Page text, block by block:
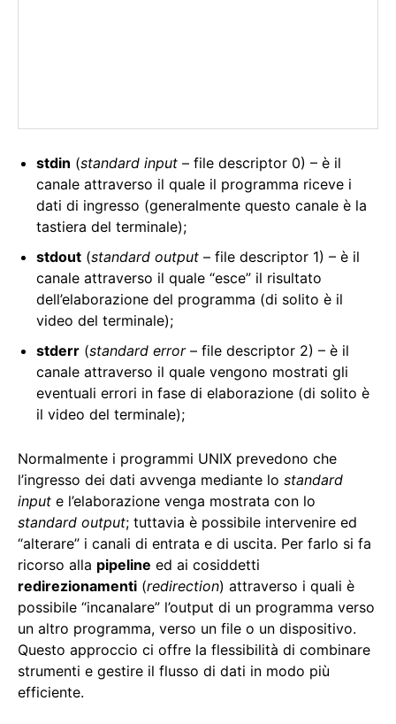
stdin (standard input – file descriptor 0) – è il
canale attraverso il quale il programma riceve i
dati di ingresso (generalmente questo canale è la
tastiera del terminale);
stdout (standard output – file descriptor 1) – è il
canale attraverso il quale “esce” il risultato
dell’elaborazione del programma (di solito è il
video del terminale);
stderr (standard error– file descriptor 2) – è il
canale attraverso il quale vengono mostrati gli
eventuali errori in fase di elaborazione (di solito è
il video del terminale);
Normalmente i programmi UNIX prevedono che
l’ingresso dei dati avvenga mediante lo standard
input e l’elaborazione venga mostrata con lo
standard output; tuttavia è possibile intervenire ed
“alterare” i canali di entrata e di uscita. Per farlo si fa
ricorso alla pipeline ed ai cosiddetti
redirezionamenti (redirection) attraverso i quali è
possibile “incanalare” l’output di un programma verso
un altro programma, verso un file o un dispositivo.
Questo approccio ci offre la flessibilità di combinare
strumenti e gestire il flusso di dati in modo più
efficiente.